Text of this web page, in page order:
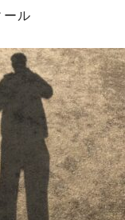
ール